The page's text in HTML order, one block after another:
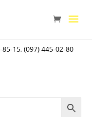
85-15,(097) 445-02-80